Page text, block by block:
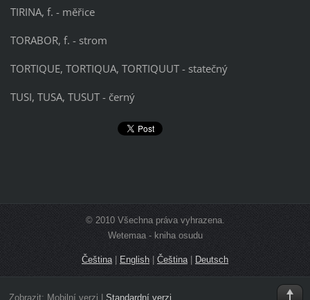
TIRINA, f. - měřice
TORABOR, f. - strom
TORTIQUE, TORTIQUA, TORTIQUUT - statečný
TUSI, TUSA, TUSUT - černý
© 2010 Všechna práva vyhrazena.
Wetemaa - kniha osudu
Čeština| English Čeština Deutsch
Zobrazit: Mobilní verzi Standardní verzi